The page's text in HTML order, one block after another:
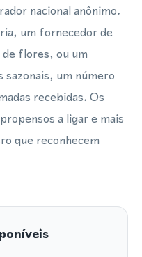
nacional anônimo.
um fornecedor de
flores, ou um
um número
recebidas. Os
a ligar e mais
que reconhecem